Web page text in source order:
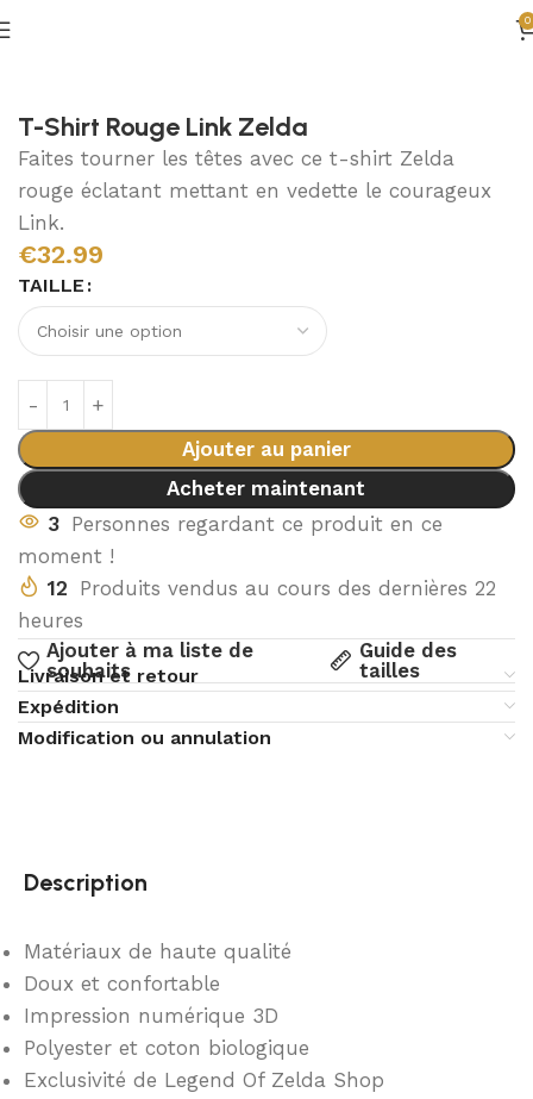
0
T-Shirt Rouge Link Zelda
Faites tourner les têtes avec ce t-shirt Zelda
rouge éclatant mettant en vedette le courageux
Link.
€32.99
TAILLE
Ajouter au panier
Acheter maintenant
3 Personnes regardant ce produit en ce
moment !
12 Produits vendus au cours des dernières 22
heures
Ajouter à ma liste de
souhaits
Guide des
tailles
Livraison et retour
Expédition
Modification ou annulation
Description
Matériaux de haute qualité
Doux et confortable
Impression numérique 3D
Polyester et coton biologique
Exclusivité de Legend Of Zelda Shop